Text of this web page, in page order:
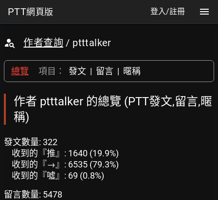
PTT網頁版 登入/註冊
作者查詢 / ptttalker
總覽 項目： 發文 | 留言 | 暱稱
作者 ptttalker 的總覽 (PTT發文,留言,暱
稱)
發文數量: 322
收到的『推』: 1640 (19.9%)
收到的『→』: 6535 (79.3%)
收到的『噓』: 69 (0.8%)
留言數量: 5478